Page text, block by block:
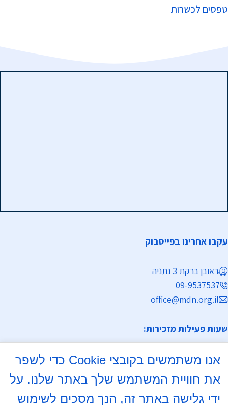
טפסים לכשרות
עקבו אחרינו בפייסבוק
ראובן ברקת 3 נתניה
09-9537537
office@mdn.org.il
שעות פעילות מזכירות:
א-ה 08:30 - 12:30
א, ד 16:00- 18:00
אנו משתמשים בקובצי Cookie כדי לשפר
את חוויית המשתמש שלך באתר שלנו. על
ידי גלישה באתר זה, הנך מסכים לשימוש